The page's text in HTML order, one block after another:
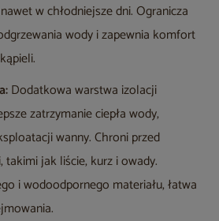
w chłodniejsze dni. Ogranicza
wody i zapewnia komfort
Dodatkowa warstwa izolacji
zatrzymanie ciepła wody,
wanny. Chroni przed
takimi jak liście, kurz i owady.
i wodoodpornego materiału, łatwa